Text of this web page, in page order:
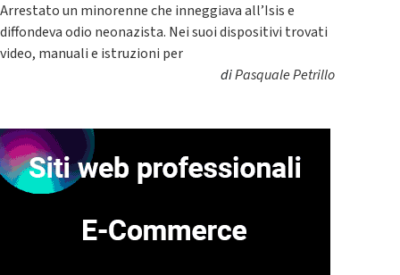
Arrestato un minorenne che inneggiava all’Isis e
diffondeva odio neonazista. Nei suoi dispositivi trovati
video, manuali e istruzioni per
diPasquale Petrillo